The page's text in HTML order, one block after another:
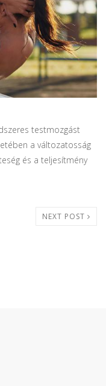
testmozgást
a változatosság
és a teljesítmény
NEXT POST